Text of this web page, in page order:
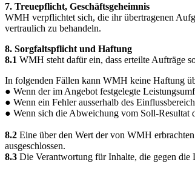
7. Treuepflicht, Geschäftsgeheimnis
WMH verpflichtet sich, die ihr übertragenen
vertraulich zu behandeln.
8. Sorgfaltspflicht und Haftung
8.1 WMH steht dafür ein, dass erteilte Aufträge
In folgenden Fällen kann WMH keine Haftung
● Wenn der im Angebot festgelegte
● Wenn ein Fehler ausserhalb des
● Wenn sich die Abweichung vom Soll-Resultat
8.2 Eine über den Wert der von WMH
ausgeschlossen.
8.3 Die Verantwortung für Inhalte, die gegen die